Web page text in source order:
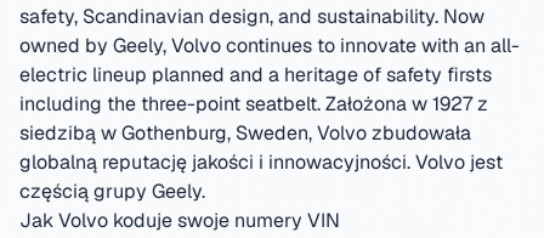
safety, Scandinavian design, and sustainability. Now
owned by Geely, Volvo continues to innovate with an all-
electric lineup planned and a heritage of safety firsts
including the three-point seatbelt.Założona w 1927 z
siedzibą w Gothenburg, Sweden,Volvo zbudowała
globalną reputację jakości i innowacyjności.Volvo jest
częścią grupy Geely.
Jak Volvo koduje swoje numery VIN